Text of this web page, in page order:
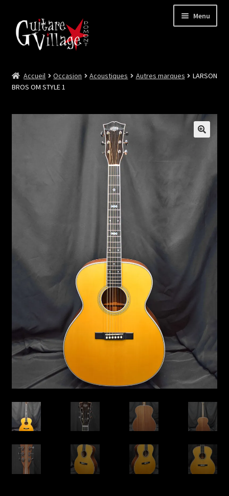
Menu
Neuf
le
menu
enfant
Accueil Occasion Acoustiques Autres marques
LARSON
BROS OM STYLE 1